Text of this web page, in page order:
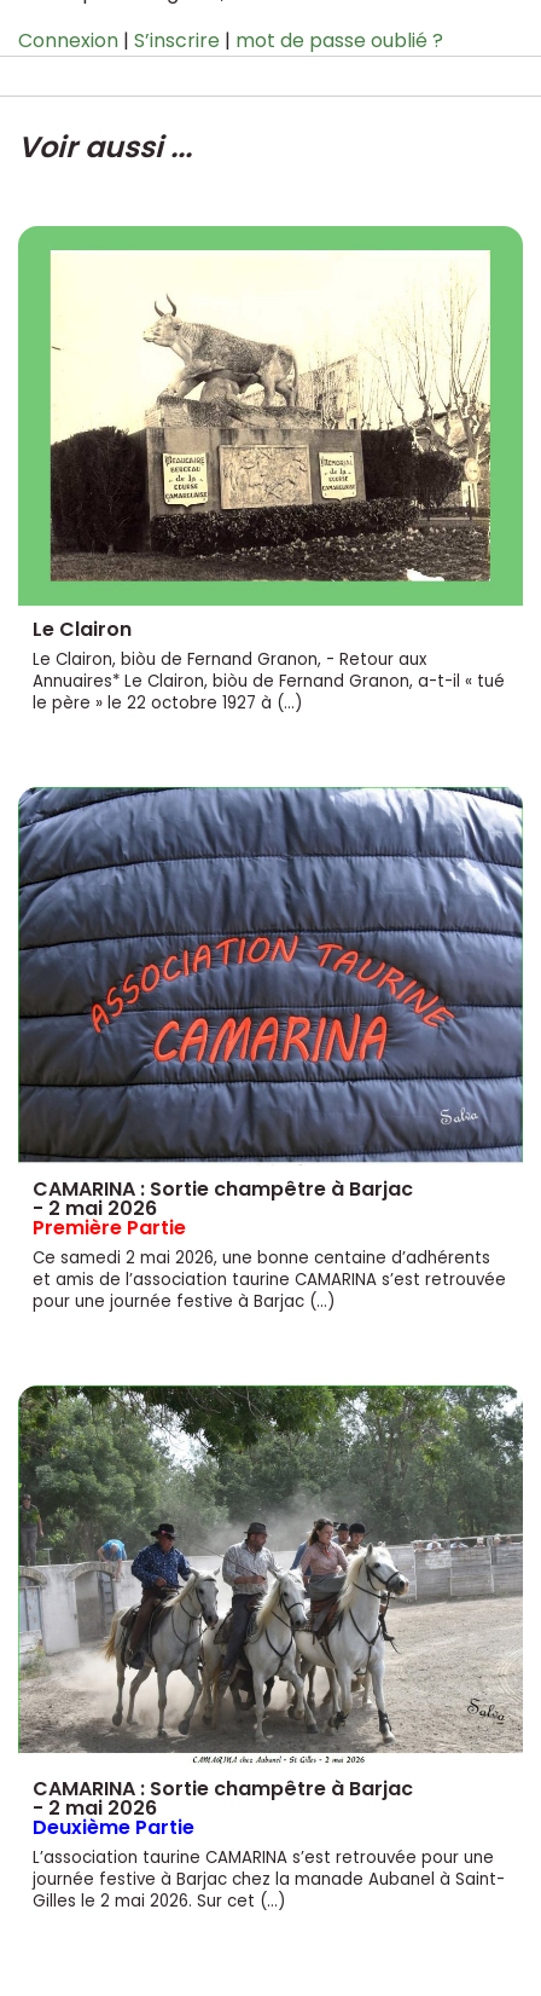
Connexion | S’inscrire | mot de passe oublié ?
Voir aussi ...
Le Clairon
Le Clairon, biòu de Fernand Granon, - Retour aux
Annuaires* Le Clairon, biòu de Fernand Granon, a-t-il « tué
le père » le 22 octobre 1927 à (…)
CAMARINA : Sortie champêtre à Barjac
- 2 mai 2026
Première Partie
Ce samedi 2 mai 2026, une bonne centaine d’adhérents
et amis de l’association taurine CAMARINA s’est retrouvée
pour une journée festive à Barjac (…)
CAMARINA : Sortie champêtre à Barjac
- 2 mai 2026
Deuxième Partie
L’association taurine CAMARINA s’est retrouvée pour une
journée festive à Barjac chez la manade Aubanel à Saint-
Gilles le 2 mai 2026. Sur cet (…)